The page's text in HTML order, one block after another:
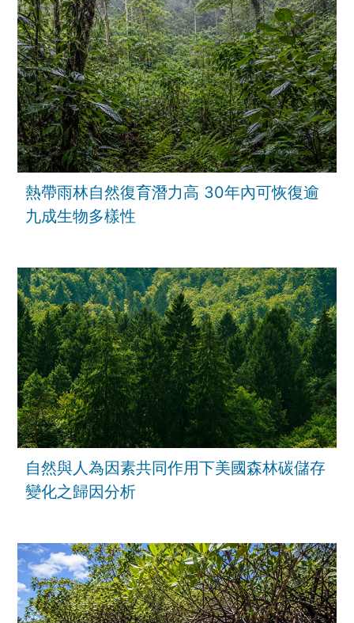
熱帶雨林自然復育潛力高 30年內可恢復逾
九成生物多樣性
自然與人為因素共同作用下美國森林碳儲存
變化之歸因分析